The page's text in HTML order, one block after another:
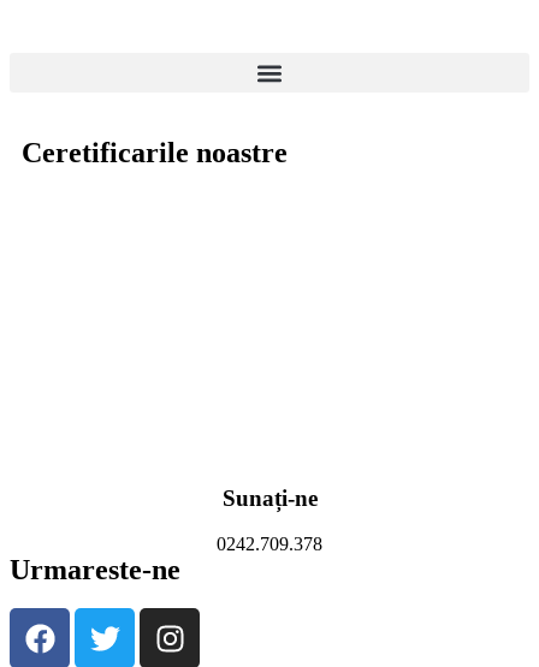
Ceretificarile noastre
Sunați-ne
0242.709.378
Urmareste-ne